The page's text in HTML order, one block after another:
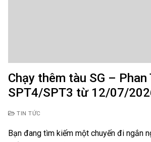
Chạy thêm tàu SG – Phan
SPT4/SPT3 từ 12/07/
TIN TỨC
Bạn đang tìm kiếm một chuyến đi ngắn